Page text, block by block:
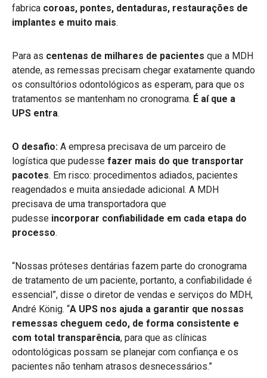
fabrica coroas, pontes, dentaduras, restaurações de
implantes e muito mais.
Para as centenas de milhares de pacientes que a MDH
atende, as remessas precisam chegar exatamente quando
os consultórios odontológicos as esperam, para que os
tratamentos se mantenham no cronograma. É aí que a
UPS entra.
O desafio: A empresa precisava de um parceiro de
logística que pudesse fazer mais do que transportar
pacotes. Em risco: procedimentos adiados, pacientes
reagendados e muita ansiedade adicional. A MDH
precisava de uma transportadora que
pudesse incorporar confiabilidade em cada etapa do
processo.
“Nossas próteses dentárias fazem parte do cronograma
de tratamento de um paciente, portanto, a confiabilidade é
essencial”, disse o diretor de vendas e serviços do MDH,
André König. “A UPS nos ajuda a garantir que nossas
remessas cheguem cedo, de forma consistente e
com total transparência, para que as clínicas
odontológicas possam se planejar com confiança e os
pacientes não tenham atrasos desnecessários.”